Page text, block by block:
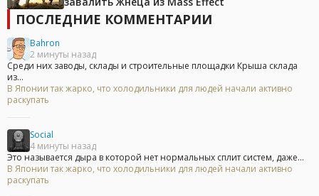
ПОСЛЕДНИЕ КОММЕНТАРИИ
Bahron
2 минуты назад
Среди них заводы, склады и строительные площадки Крыша склада
из...
В Японии так жарко, что холодильники для людей начали активно
раскупать
Social
4 минуты назад
Это называется дыра в которой нет нормальных сплит систем, даже...
В Японии так жарко, что холодильники для людей начали активно
раскупать